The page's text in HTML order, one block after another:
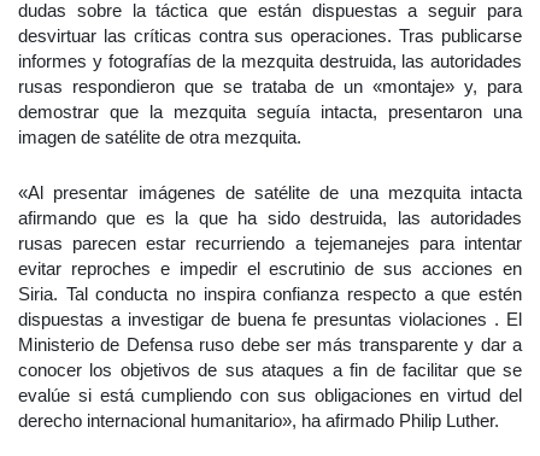
dudas sobre la táctica que están dispuestas a seguir para
desvirtuar las críticas contra sus operaciones. Tras publicarse
informes y fotografías de la mezquita destruida, las autoridades
rusas respondieron que se trataba de un «montaje» y, para
demostrar que la mezquita seguía intacta, presentaron una
imagen de satélite de otra mezquita.
«Al presentar imágenes de satélite de una mezquita intacta
afirmando que es la que ha sido destruida, las autoridades
rusas parecen estar recurriendo a tejemanejes para intentar
evitar reproches e impedir el escrutinio de sus acciones en
Siria. Tal conducta no inspira confianza respecto a que estén
dispuestas a investigar de buena fe presuntas violaciones . El
Ministerio de Defensa ruso debe ser más transparente y dar a
conocer los objetivos de sus ataques a fin de facilitar que se
evalúe si está cumpliendo con sus obligaciones en virtud del
derecho internacional humanitario», ha afirmado Philip Luther.